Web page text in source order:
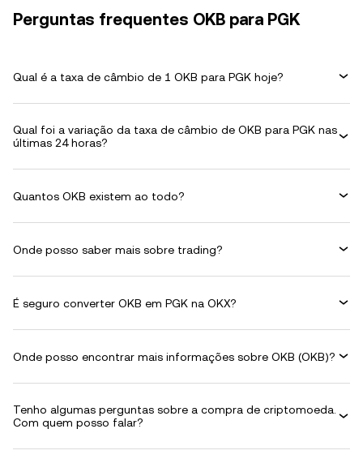
Perguntas frequentes OKB para PGK
Qual é a taxa de câmbio de 1 OKB para PGK hoje?
Qual foi a variação da taxa de câmbio de OKB para PGK nas
últimas 24 horas?
Quantos OKB existem ao todo?
Onde posso saber mais sobre trading?
É seguro converter OKB em PGK na OKX?
Onde posso encontrar mais informações sobre OKB (OKB)?
Tenho algumas perguntas sobre a compra de criptomoeda.
Com quem posso falar?